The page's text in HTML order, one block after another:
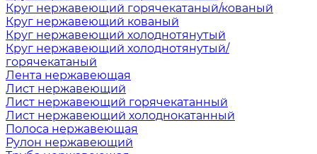
Круг нержавеющий горячекатаный/кованый
Круг нержавеющий кованый
Круг нержавеющий холоднотянутый
Круг нержавеющий холоднотянутый/
горячекатаный
Лента нержавеющая
Лист нержавеющий
Лист нержавеющий горячекатанный
Лист нержавеющий холоднокатанный
Полоса нержавеющая
Рулон нержавеющий